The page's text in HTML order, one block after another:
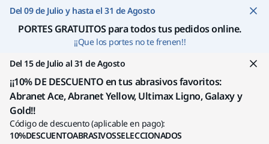
Ir a contenido
Del 09 de Julio y hasta el 31 de Agosto
PORTES GRATUITOS para todos tus pedidos online.
¡¡Que los portes no te frenen!!
Del 15 de Julio al 31 de Agosto
¡¡10% DE DESCUENTO en tus abrasivos favoritos:
Abranet Ace, Abranet Yellow, Ultimax Ligno, Galaxy y
Gold!!
Código de descuento (aplicable en pago):
10%DESCUENTOABRASIVOSSELECCIONADOS